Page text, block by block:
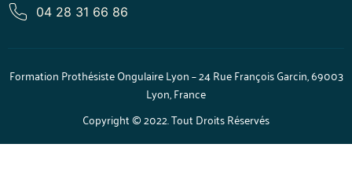
04 28 31 66 86
Formation Prothésiste Ongulaire Lyon – 24 Rue François Garcin, 69003
Lyon, France
Copyright © 2022. Tout Droits Réservés